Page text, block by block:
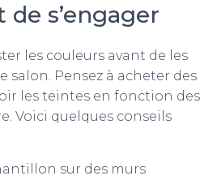
de s’engager
les couleurs avant de les
salon. Pensez à acheter des
les teintes en fonction des
Voici quelques conseils
sur des murs